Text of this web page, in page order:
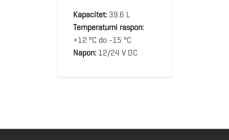
Kapacitet:39.6 L
Temperaturni raspon:
+12 °C do -15 °C
Napon:12/24 V DC